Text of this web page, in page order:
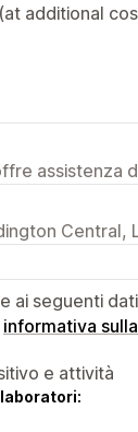
additional
assistenza
Central,
ai seguenti
informativa
e attività